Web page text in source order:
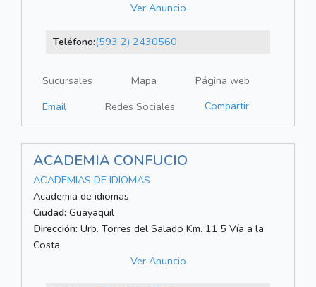
Ver Anuncio
Teléfono:(593 2) 2430560
Sucursales Mapa
Página web
Email
Redes Sociales Compartir
ACADEMIA CONFUCIO
ACADEMIAS DE IDIOMAS
Academia de idiomas
Ciudad: Guayaquil
Dirección: Urb. Torres del Salado Km. 11.5 Vía a la
Costa
Ver Anuncio